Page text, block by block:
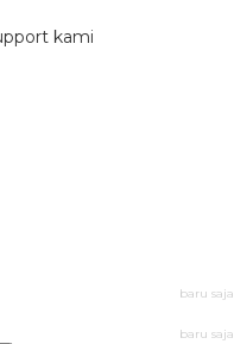
kami
baru saja
baru saja